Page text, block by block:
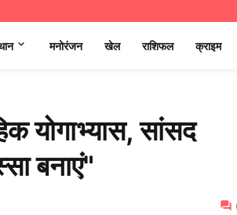
मनोरंजन खेल राशिफल क्राइम
योगाभ्यास, सांसद
बनाएं"